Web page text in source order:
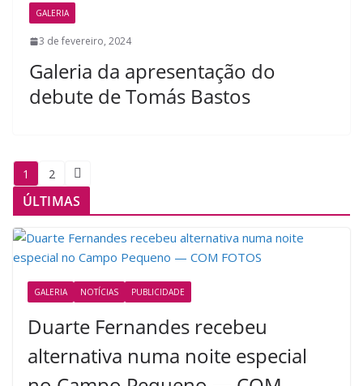
GALERIA
3 de fevereiro, 2024
Galeria da apresentação do
debute de Tomás Bastos
Paginação
de
posts
1 2
ÚLTIMAS
GALERIA NOTÍCIAS PUBLICIDADE
Duarte Fernandes recebeu
alternativa numa noite especial